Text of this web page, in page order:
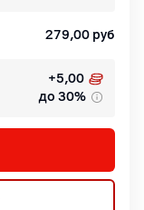
279,00 руб
+5,00
до 30%